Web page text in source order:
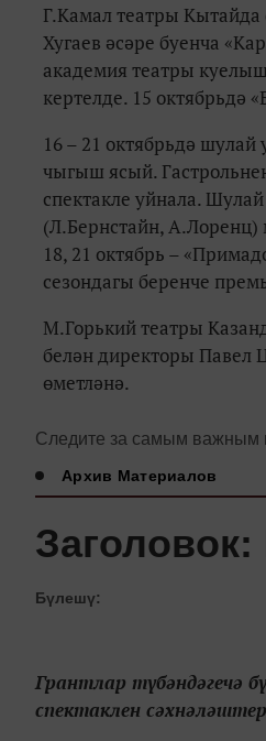
Г.Камал театры Кытайда
Хугаев әсәре буенча
академия театры
кертелде. 15 октябрьдә
16 – 21 октябрьдә
чыгыш ясый.
спектакле уйнала.
(Л.Бернстайн, А.Лоренц)
18, 21 октябрь –
сезондагы беренче
М.Горький театры
белән директоры Павел
өметләнә.
Следите за самым важным
Архив Материалов
Заголовок:
Бүлешү:
Грантлар түбәндәгечә
спектаклен